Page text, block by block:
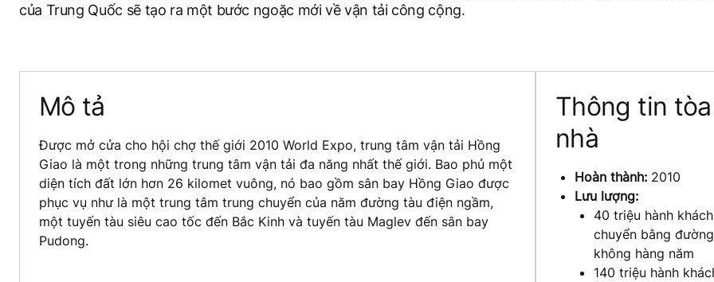
của Trung Quốc sẽ tạo ra một bước ngoặc mới về vận tải công cộng.
Mô tả
Được mở cửa cho hội chợ thế giới 2010 World Expo, trung tâm vận tải Hồng
Giao là một trong những trung tâm vận tải đa năng nhất thế giới. Bao phủ một
diện tích đất lớn hơn 26 kilomet vuông, nó bao gồm sân bay Hồng Giao được
phục vụ như là một trung tâm trung chuyển của năm đường tàu điện ngầm,
một tuyến tàu siêu cao tốc đến Bắc Kinh và tuyến tàu Maglev đến sân bay
Pudong.
Thông tin tòa
nhà
Hoàn thành: 2010
Lưu lượng:
40 triệu hành
chuyển bằng
không hàng năm
140 triệu hành